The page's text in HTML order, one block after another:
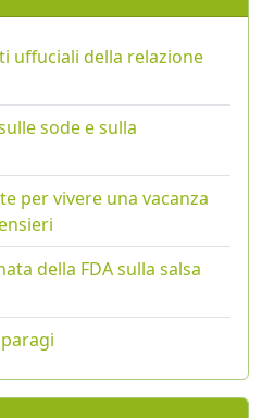
uffuciali della relazione
sode e sulla
per vivere una vacanza
della FDA sulla salsa